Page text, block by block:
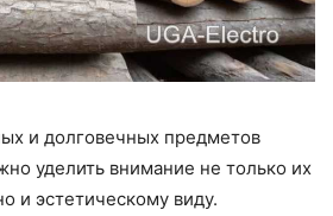
и долговечных предметов
уделить внимание не только их
и эстетическому виду.